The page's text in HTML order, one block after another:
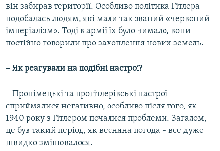
він забирав території. Особливо політика Гітлера
подобалась людям, які мали так званий «червоний
імперіалізм». Тоді в армії їх було чимало, вони
постійно говорили про захоплення нових земель.
– Як реагували на подібні настрої?
– Пронімецькі та прогітлерівські настрої
сприймалися негативно, особливо після того, як
1940 року з Гітлером почалися проблеми. Загалом,
це був такий період, як весняна погода – все дуже
швидко змінювалося.